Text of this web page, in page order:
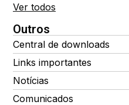
Ver todos
Outros
Central de downloads
Links importantes
Notícias
Comunicados